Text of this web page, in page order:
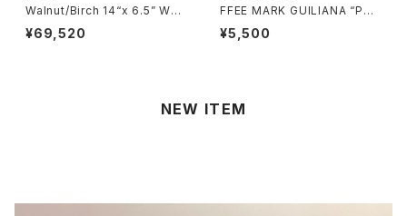
Walnut/Birch 14“x 6.5” WBS
S65BB-VBF Vermillion Bos
¥69,520
FFEE MARK GUILIANA “PO
WER BEATS” TEE
¥5,500
NEW ITEM